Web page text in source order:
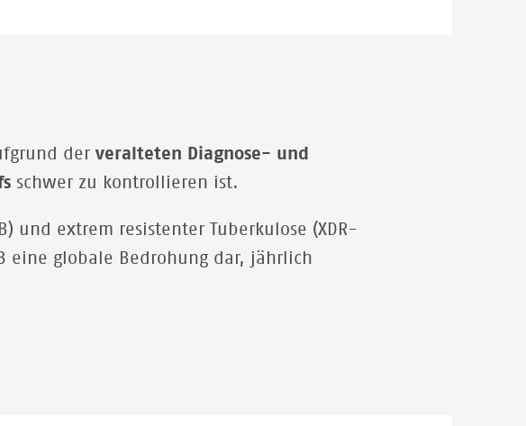
der veralteten Diagnose- und
schwer zu kontrollieren ist.
und extrem resistenter Tuberkulose (XDR-
eine globale Bedrohung dar, jährlich